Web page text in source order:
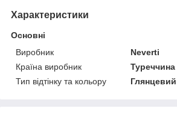
Характеристики
Основні
Виробник
Neverti
Країна виробник
Туреччина
Тип відтінку та кольору
Глянцевий